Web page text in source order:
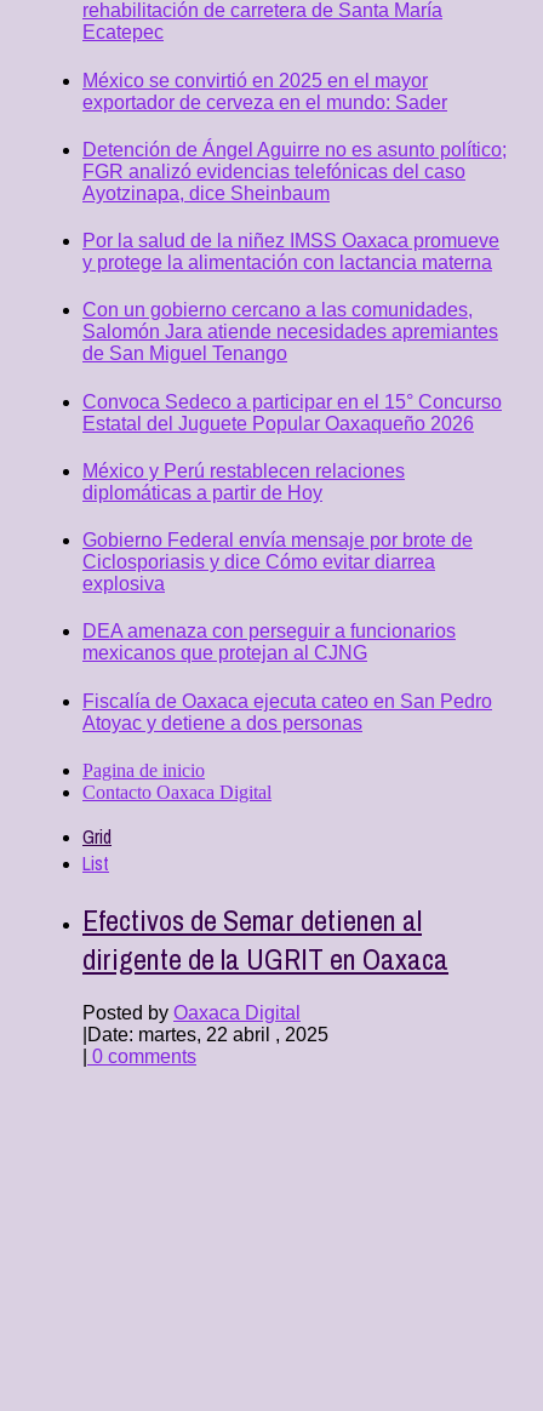
rehabilitación de carretera de Santa María
Ecatepec
México se convirtió en 2025 en el mayor
exportador de cerveza en el mundo: Sader
Detención de Ángel Aguirre no es asunto político;
FGR analizó evidencias telefónicas del caso
Ayotzinapa, dice Sheinbaum
Por la salud de la niñez IMSS Oaxaca promueve
y protege la alimentación con lactancia materna
Con un gobierno cercano a las comunidades,
Salomón Jara atiende necesidades apremiantes
de San Miguel Tenango
Convoca Sedeco a participar en el 15° Concurso
Estatal del Juguete Popular Oaxaqueño 2026
México y Perú restablecen relaciones
diplomáticas a partir de Hoy
Gobierno Federal envía mensaje por brote de
Ciclosporiasis y dice Cómo evitar diarrea
explosiva
DEA amenaza con perseguir a funcionarios
mexicanos que protejan al CJNG
Fiscalía de Oaxaca ejecuta cateo en San Pedro
Atoyac y detiene a dos personas
Pagina de inicio
Contacto Oaxaca Digital
Grid
List
Efectivos de Semar detienen al
dirigente de la UGRIT en Oaxaca
Posted by Oaxaca Digital
Date: martes, 22 abril , 2025
0 comments